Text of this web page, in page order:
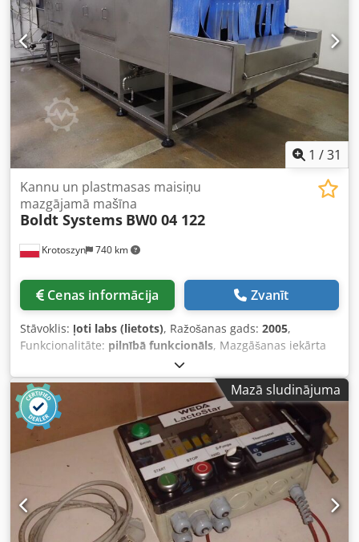
14:00 līdz 17:00. Pārdošana notiek tikai saskaņā ar mūsu
vispārējiem biznesa noteikumiem un nosacījumiem.
kūku līnijas, kruasānu līnijas, bagetes iekārtas, mīcītāji,
mikseri, mīklas rullējamās iekārtas, kruasānu veidošanas
iekārtas. Cjdexpuzfjpfx Ai Asrf Apskatiet visus mūsu
sludinājumus.
1 /31
Krotoszyn 740 km
Kannu un plastmasas maisiņu
mazgājamā mašīna
Boldt Systems BW0 04 122
Cenas informācija Zvanīt
Stāvoklis: ļoti labs (lietots), Ražošanas gads: 2005,
Funkcionalitāte: pilnībā funkcionāls, Mazgāšanas iekārta
plastmasas bundžām un maisiņiem Zīmols: Boldt Systems
Modelis: W 400.4.3.1 Sērijas numurs: BW0 04 122
Ražošanas gads: 2005 Apsildāma ar tvaiku Nerūsējošā
tērauda sieta konveijerlente Lentes platums: (3x) 380 mm
Kopējie izmēri: 6000 mm x 2100 mm x 2400 mm Crodpfx
Aowxy Hzsi Aef
Mazā sludinājuma